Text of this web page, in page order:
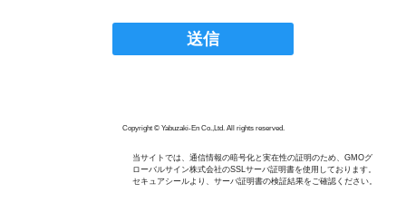
Copyright © Yabuzaki-En Co.,Ltd. All rights reserved.
当サイトでは、通信情報の暗号化と実在性の証明のため、GMOグ
ローバルサイン株式会社のSSLサーバ証明書を使用しております。
セキュアシールより、サーバ証明書の検証結果をご確認ください。